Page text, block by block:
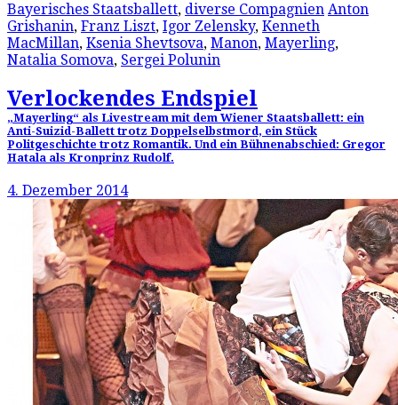
Bayerisches Staatsballett, diverse Compagnien Anton
Grishanin, Franz Liszt, Igor Zelensky, Kenneth
MacMillan, Ksenia Shevtsova, Manon, Mayerling,
Natalia Somova, Sergei Polunin
Verlockendes Endspiel
„Mayerling“ als Livestream mit dem Wiener Staatsballett: ein
Anti-Suizid-Ballett trotz Doppelselbstmord, ein Stück
Politgeschichte trotz Romantik. Und ein Bühnenabschied: Gregor
Hatala als Kronprinz Rudolf.
4. Dezember 2014